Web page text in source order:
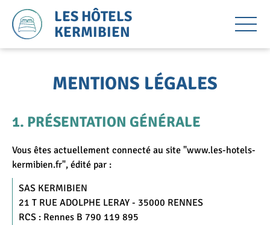
LES HÔTELS
KERMIBIEN
MENTIONS LÉGALES
PRÉSENTATION GÉNÉRALE
Vous êtes actuellement connecté au site "www.les-hotels-
kermibien.fr", édité par :
SAS KERMIBIEN
21 T RUE ADOLPHE LERAY - 35000 RENNES
RCS : Rennes B 790 119 895